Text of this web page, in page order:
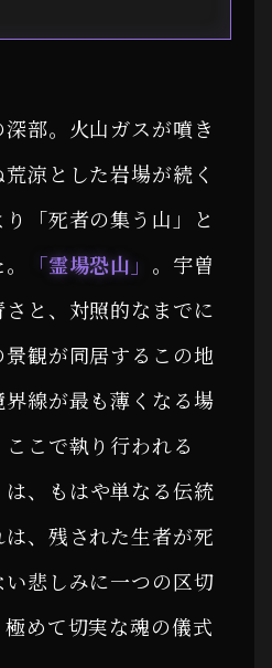
部。火山ガスが噴き
涼とした岩場が続く
「死者の集う山」と
「霊場恐山」 。宇曽
と、対照的なまでに
観が同居するこの地
線が最も薄くなる場
こで執り行われる
は、もはや単なる伝統
、残された生者が死
悲しみに一つの区切
めて切実な魂の儀式